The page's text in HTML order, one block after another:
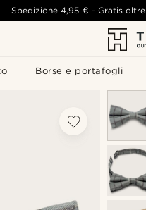
Borse e portafogli
Spedizione 4,95 € - Gratis oltre